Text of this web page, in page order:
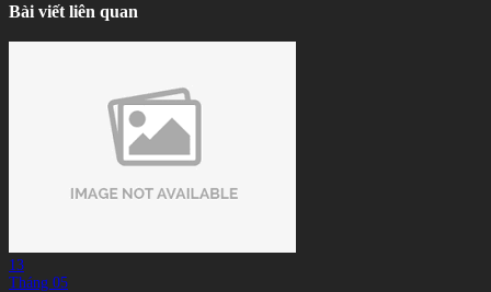
Bài viết liên quan
13
Tháng 05